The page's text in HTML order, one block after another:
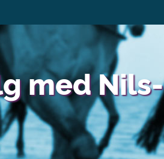
med Nils-